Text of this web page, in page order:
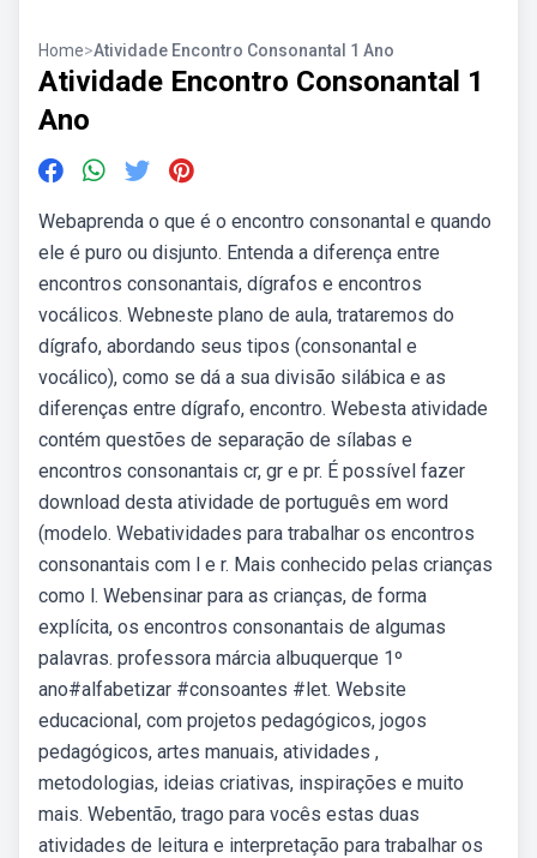
Home>Atividade Encontro Consonantal 1 Ano
Atividade Encontro Consonantal 1
Ano
Webaprenda o que é o encontro consonantal e quando
ele é puro ou disjunto. Entenda a diferença entre
encontros consonantais, dígrafos e encontros
vocálicos. Webneste plano de aula, trataremos do
dígrafo, abordando seus tipos (consonantal e
vocálico), como se dá a sua divisão silábica e as
diferenças entre dígrafo, encontro. Webesta atividade
contém questões de separação de sílabas e
encontros consonantais cr, gr e pr. É possível fazer
download desta atividade de português em word
(modelo. Webatividades para trabalhar os encontros
consonantais com l e r. Mais conhecido pelas crianças
como l. Webensinar para as crianças, de forma
explícita, os encontros consonantais de algumas
palavras. professora márcia albuquerque 1º
ano#alfabetizar #consoantes #let. Website
educacional, com projetos pedagógicos, jogos
pedagógicos, artes manuais, atividades ,
metodologias, ideias criativas, inspirações e muito
mais. Webentão, trago para vocês estas duas
atividades de leitura e interpretação para trabalhar os